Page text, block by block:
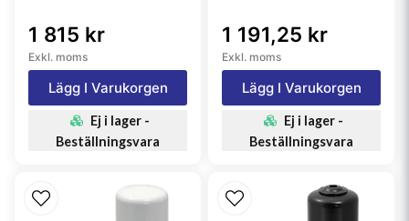
1 815 kr
Exkl. moms
Lägg I Varukorgen
Ej i lager -
Beställningsvara
1 191,25 kr
Exkl. moms
Lägg I Varukorgen
Ej i lager -
Beställningsvara